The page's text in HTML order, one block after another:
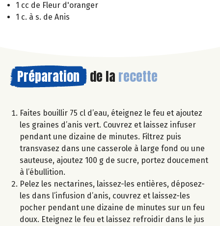
1 cc de Fleur d'oranger
1 c. à s. de Anis
Préparation de la recette
Faites bouillir 75 cl d’eau, éteignez le feu et ajoutez
les graines d’anis vert. Couvrez et laissez infuser
pendant une dizaine de minutes. Filtrez puis
transvasez dans une casserole à large fond ou une
sauteuse, ajoutez 100 g de sucre, portez doucement
à l’ébullition.
Pelez les nectarines, laissez-les entières, déposez-
les dans l’infusion d’anis, couvrez et laissez-les
pocher pendant une dizaine de minutes sur un feu
doux. Eteignez le feu et laissez refroidir dans le jus